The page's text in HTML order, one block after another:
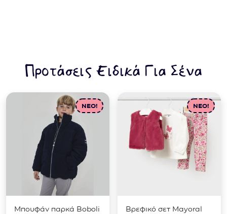
Προτάσεις Ειδικά Για Σένα
NEO!
Μπουφάν παρκά Boboli
NEO!
Βρεφικό σετ Mayoral